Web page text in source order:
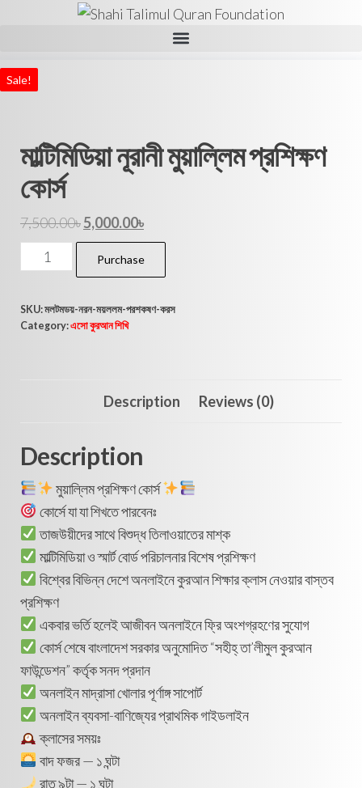
Sale!
মাল্টিমিডিয়া নূরানী মুয়াল্লিম প্রশিক্ষণ
কোর্স
7,500.00৳5,000.00৳
Purchase
SKU:মলটমডয়-নরন-ময়ললম-পরশকষণ-করস
Category:এসো কুরআন শিখি
Description Reviews (0)
Description
মুয়াল্লিম প্রশিক্ষণ কোর্স
কোর্সে যা যা শিখতে পারবেনঃ
তাজউয়ীদের সাথে বিশুদ্ধ তিলাওয়াতের মাশ্ক
মাল্টিমিডিয়া ও স্মার্ট বোর্ড পরিচালনার বিশেষ প্রশিক্ষণ
বিশ্বের বিভিন্ন দেশে অনলাইনে কুরআন শিক্ষার ক্লাস নেওয়ার বাস্তব
প্রশিক্ষণ
একবার ভর্তি হলেই আজীবন অনলাইনে ফ্রি অংশগ্রহণের সুযোগ
কোর্স শেষে বাংলাদেশ সরকার অনুমোদিত “সহীহ্ তা’লীমুল কুরআন
ফাউন্ডেশন” কর্তৃক সনদ প্রদান
অনলাইন মাদ্রাসা খোলার পূর্ণাঙ্গ সাপোর্ট
অনলাইন ব্যবসা-বাণিজ্যের প্রাথমিক গাইডলাইন
ক্লাসের সময়ঃ
বাদ ফজর — ১ ঘন্টা
রাত ৯টা — ১ ঘন্টা